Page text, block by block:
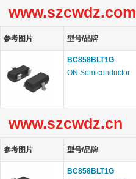
www.szcwdz.com
参考图片 型号/品牌
BC858BLT1G
ON Semiconductor
www.szcwdz.cn
参考图片 型号/品牌
BC858BLT1G